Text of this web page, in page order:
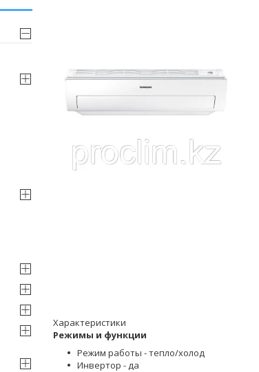
Характеристики
Режимы и функции
Режим работы - тепло/холод
Инвертор - да